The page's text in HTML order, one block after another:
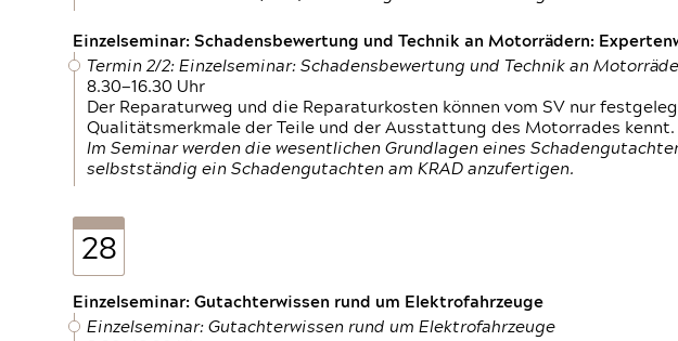
Einzelseminar: Schadensbewertung und Technik an Motorrädern:
Termin 2/2: Einzelseminar: Schadensbewertung und Technik an
8.30—16.30 Uhr
Der Reparaturweg und die Reparaturkosten können vom SV nur
Qualitätsmerkmale der Teile und der Ausstattung des Motorrades
Im Seminar werden die wesentlichen Grundlagen eines
selbstständig ein Schadengutachten am KRAD anzufertigen.
28
Einzelseminar: Gutachterwissen rund um Elektrofahrzeuge
Einzelseminar: Gutachterwissen rund um Elektrofahrzeuge